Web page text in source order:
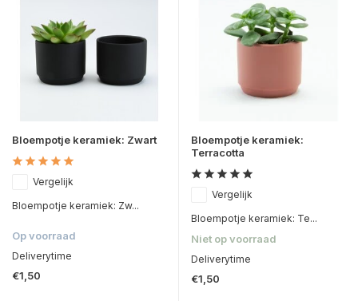
Bloempotje keramiek: Zwart
Vergelijk
Bloempotje keramiek: Zw...
Op voorraad
Deliverytime
€1,50
Bloempotje keramiek:
Terracotta
Vergelijk
Bloempotje keramiek: Te...
Niet op voorraad
Deliverytime
€1,50